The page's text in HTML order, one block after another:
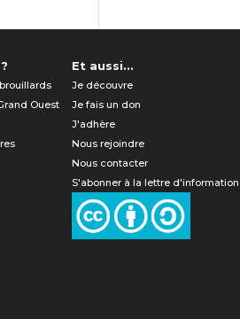
Ouest
Et aussi...
Je découvre
Je fais un don
J'adhère
Nous rejoindre
Nous contacter
S'abonner à la lettre d'information